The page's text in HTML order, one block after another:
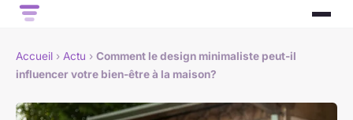
Accueil › Actu › Comment le design minimaliste peut-il
influencer votre bien-être à la maison?